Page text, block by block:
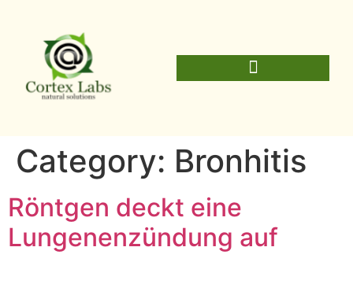
Category: Bronhitis
Röntgen deckt eine
Lungenenzündung auf